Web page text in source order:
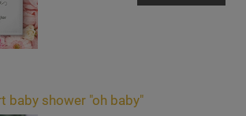
baby shower "oh baby"